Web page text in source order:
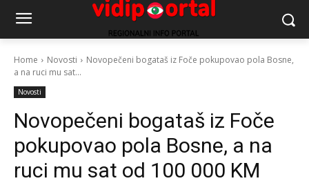
Home Novosti
Novopečeni bogataš iz Foče pokupovao pola Bosne,
a na ruci mu sat...
Novosti
Novopečeni bogataš iz Foče
pokupovao pola Bosne, a na
ruci mu sat od 100 000 KM